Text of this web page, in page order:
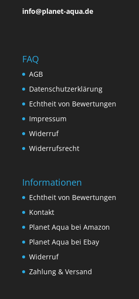
info@planet-aqua.de
FAQ
AGB
Datenschutzerklärung
Echtheit von Bewertungen
Impressum
Widerruf
Widerrufsrecht
Informationen
Echtheit von Bewertungen
Kontakt
Planet Aqua bei Amazon
Planet Aqua bei Ebay
Widerruf
Zahlung & Versand